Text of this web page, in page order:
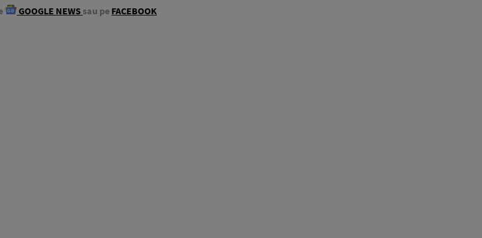
GOOGLE NEWS sau pe FACEBOOK